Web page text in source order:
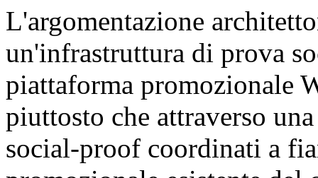
L'argomentazione
un'infrastruttura di prova
piattaforma promozionale
piuttosto che attraverso
social-proof coordinati a